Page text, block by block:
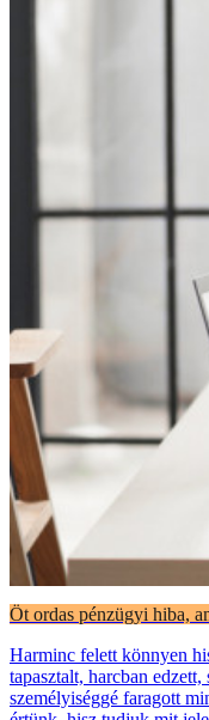
Öt ordas pénzügyi hiba,
Harminc felett könnyen
tapasztalt, harcban
személyiséggé faragott